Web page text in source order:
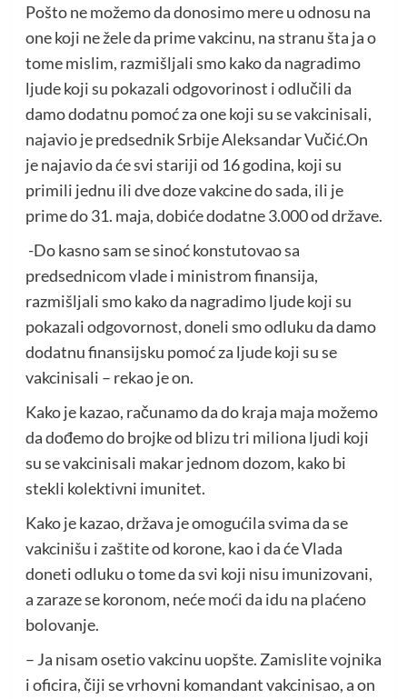
Pošto ne možemo da donosimo mere u odnosu na
one koji ne žele da prime vakcinu, na stranu šta ja o
tome mislim, razmišljali smo kako da nagradimo
ljude koji su pokazali odgovorinost i odlučili da
damo dodatnu pomoć za one koji su se vakcinisali,
najavio je predsednik Srbije Aleksandar Vučić.On
je najavio da će svi stariji od 16 godina, koji su
primili jednu ili dve doze vakcine do sada, ili je
prime do 31. maja, dobiće dodatne 3.000 od države.
-Do kasno sam se sinoć konstutovao sa
predsednicom vlade i ministrom finansija,
razmišljali smo kako da nagradimo ljude koji su
pokazali odgovornost, doneli smo odluku da damo
dodatnu finansijsku pomoć za ljude koji su se
vakcinisali – rekao je on.
Kako je kazao, računamo da do kraja maja možemo
da dođemo do brojke od blizu tri miliona ljudi koji
su se vakcinisali makar jednom dozom, kako bi
stekli kolektivni imunitet.
Kako je kazao, država je omogućila svima da se
vakcinišu i zaštite od korone, kao i da će Vlada
doneti odluku o tome da svi koji nisu imunizovani,
a zaraze se koronom, neće moći da idu na plaćeno
bolovanje.
– Ja nisam osetio vakcinu uopšte. Zamislite vojnika
i oficira, čiji se vrhovni komandant vakcinisao, a on